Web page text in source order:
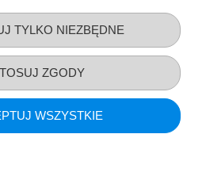
o sklepie
TYLKO NIEZBĘDNE
ZGODY
WSZYSTKIE